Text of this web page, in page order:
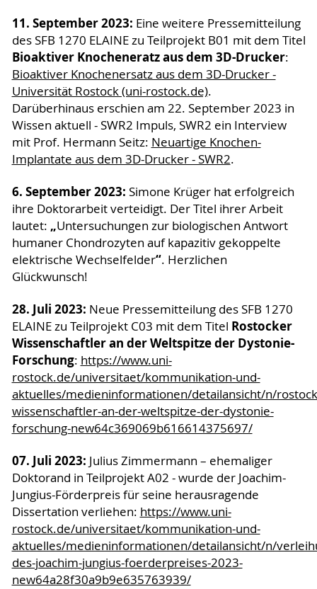
11. September 2023: Eine weitere Pressemitteilung
des SFB 1270 ELAINE zu Teilprojekt B01 mit dem Titel
Bioaktiver Knocheneratz aus dem 3D-Drucker:
Bioaktiver Knochenersatz aus dem 3D-Drucker -
Universität Rostock (uni-rostock.de).
Darüberhinaus erschien am 22. September 2023 in
Wissen aktuell - SWR2 Impuls, SWR2 ein Interview
mit Prof. Hermann Seitz: Neuartige Knochen-
Implantate aus dem 3D-Drucker - SWR2.
6. September 2023: Simone Krüger hat erfolgreich
ihre Doktorarbeit verteidigt. Der Titel ihrer Arbeit
lautet: „Untersuchungen zur biologischen Antwort
humaner Chondrozyten auf kapazitiv gekoppelte
elektrische Wechselfelder“. Herzlichen
Glückwunsch!
28. Juli 2023: Neue Pressemitteilung des SFB 1270
ELAINE zu Teilprojekt C03 mit dem Titel Rostocker
Wissenschaftler an der Weltspitze der Dystonie-
Forschung: https://www.uni-
rostock.de/universitaet/kommunikation-und-
aktuelles/medieninformationen/detailansicht/n/
wissenschaftler-an-der-weltspitze-der-dystonie-
forschung-new64c369069b616614375697/
07. Juli 2023: Julius Zimmermann – ehemaliger
Doktorand in Teilprojekt A02 - wurde der Joachim-
Jungius-Förderpreis für seine herausragende
Dissertation verliehen: https://www.uni-
rostock.de/universitaet/kommunikation-und-
aktuelles/medieninformationen/detailansicht/n/
des-joachim-jungius-foerderpreises-2023-
new64a28f30a9b9e635763939/